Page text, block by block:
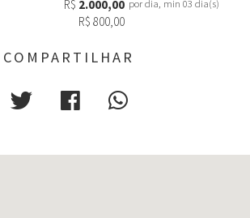
R$ 2.000,00 por dia, min 03 dia(s)
R$ 800,00
COMPARTILHAR